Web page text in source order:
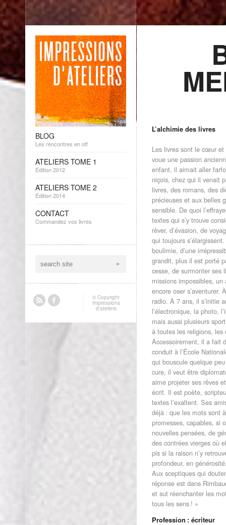
L’alchimie des livres
Les livres sont le cœur
voue une passion
enfant, il aimait aller
niçois, chez qui il venait
livres, des romans, des
précieuses et aux belles
sensible. De quoi
textes qui s’y trouve
rêver, d’évasion, de
qui toujours
boulimie, d’une
grandit, plus il est porté
cesse, de surmonter ses
missions impossibles, un
encore oser
radio. À 7 ans, il s’initie
l’électronique, la photo,
mais aussi plusieurs
à toutes les religions,
Accessoirement, il a fait
conduit à l’École
qui bouscule quelque
cure, il veut être
aime projeter ses rêves
écrit. Il est poète,
textes l’exaltent. Ses
déjà : que les mots sont
promesses, capables, si
nouvelles pensées, de
des contrées vierges où
pis si la raison n’y
profondeur, en
Aux sceptiques qui
réponse est dans
et sut réenchanter les
tous les sens ! »
Profession : écriteur
BLOG
Les rencontres en off
ATELIERS TOME 1
Édition 2012
ATELIERS TOME 2
Édition 2014
CONTACT
Commandez vos livres
© Copyright
Impressions
d’ateliers